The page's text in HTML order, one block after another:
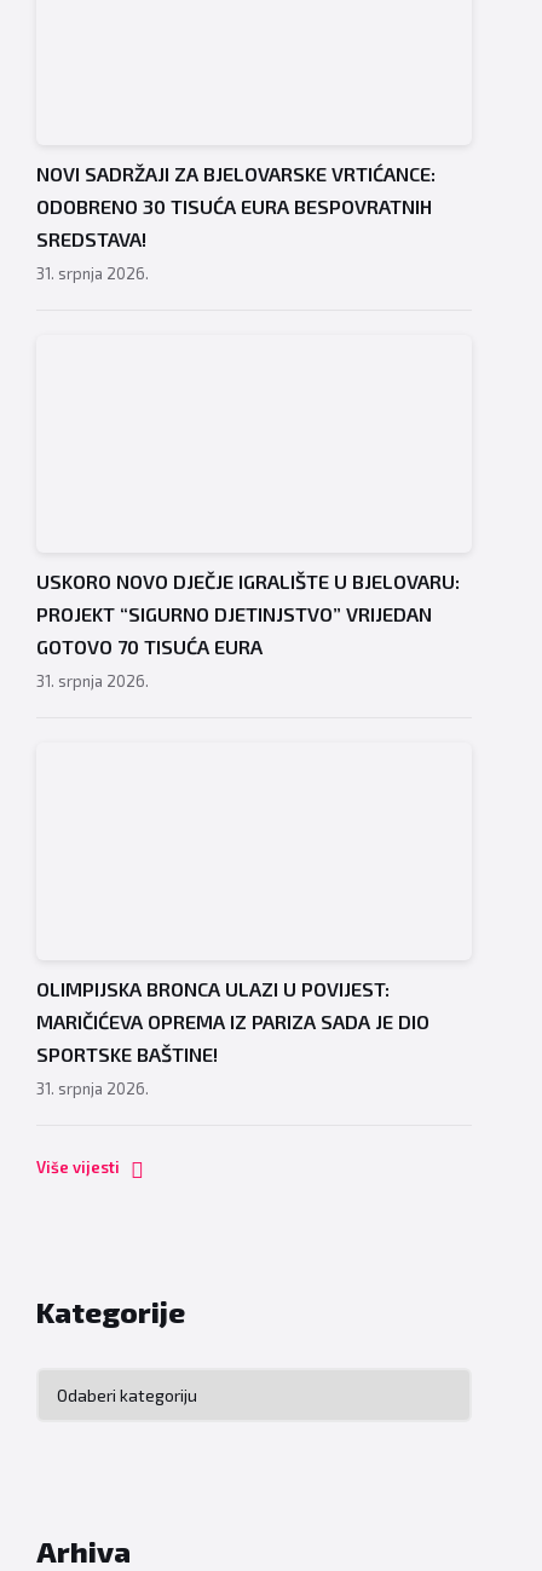
NOVI SADRŽAJI ZA BJELOVARSKE VRTIĆANCE:
ODOBRENO 30 TISUĆA EURA BESPOVRATNIH
SREDSTAVA!
31. srpnja 2026.
USKORO NOVO DJEČJE IGRALIŠTE U BJELOVARU:
PROJEKT “SIGURNO DJETINJSTVO” VRIJEDAN
GOTOVO 70 TISUĆA EURA
31. srpnja 2026.
OLIMPIJSKA BRONCA ULAZI U POVIJEST:
MARIČIĆEVA OPREMA IZ PARIZA SADA JE DIO
SPORTSKE BAŠTINE!
31. srpnja 2026.
Više vijesti
Kategorije
Arhiva